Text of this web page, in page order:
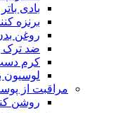
بادی باتر
برنزه
روغن
ضد ترک
کرم
لوسیون
مراقبت از
روشن